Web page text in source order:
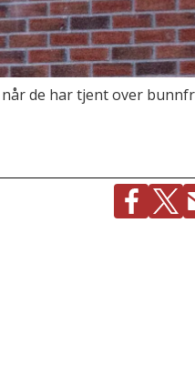
de har tjent over